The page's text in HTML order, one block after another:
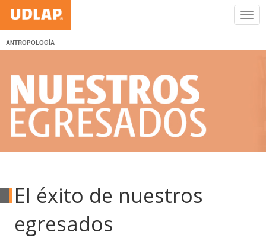
ANTROPOLOGÍA
El éxito de nuestros
egresados